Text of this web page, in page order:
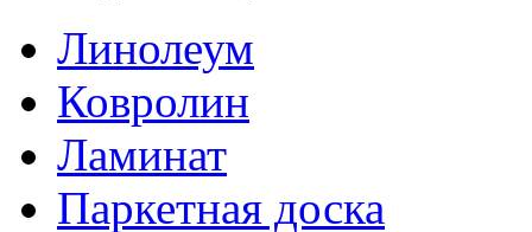
Линолеум
Ковролин
Ламинат
Паркетная доска